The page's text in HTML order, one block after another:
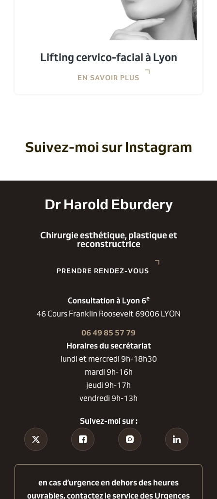
Lifting cervico-facial à Lyon
EN SAVOIR PLUS
Suivez-moi sur Instagram
Dr Harold Eburdery
Chirurgie esthétique, plastique et
reconstructrice
PRENDRE RENDEZ-VOUS
Consultation à Lyon 6e
46 Cours Franklin Roosevelt 69006 LYON
06 49 85 57 79
Horaires du secrétariat
lundi et mercredi 9h-18h30
mardi 9h-16h
jeudi 9h-17h
vendredi 9h-13h
Suivez-moi sur :
en cas d’urgence en dehors des heures
ouvrables, contactez le service des Urgences